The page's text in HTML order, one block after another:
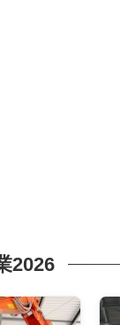
2026